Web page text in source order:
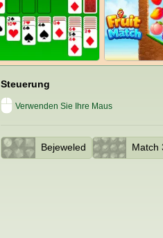
Steuerung
Verwenden Sie Ihre Maus
Bejeweled Match